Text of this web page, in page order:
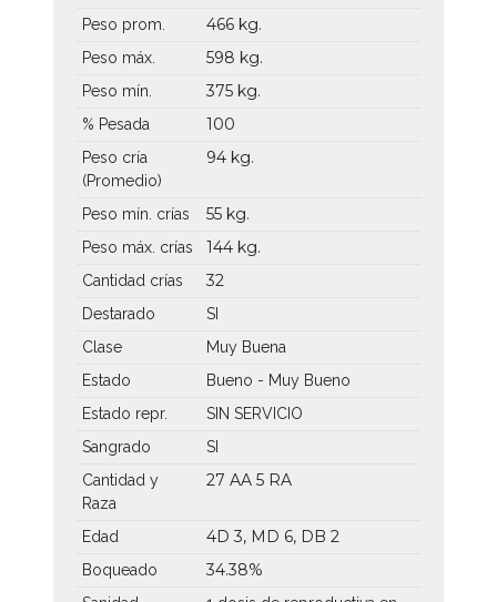
Peso prom. 466 kg.
Peso máx. 598 kg.
Peso mín. 375 kg.
% Pesada 100
Peso cría
(Promedio)
94 kg.
Peso mín. crías 55 kg.
Peso máx. crías 144 kg.
Cantidad crías 32
Destarado
SI
Clase
Muy Buena
Estado
Bueno - Muy Bueno
Estado repr.
SIN SERVICIO
Sangrado
SI
Cantidad y
Raza
27 AA 5 RA
Edad 4D 3, MD 6, DB 2
Boqueado 34.38%